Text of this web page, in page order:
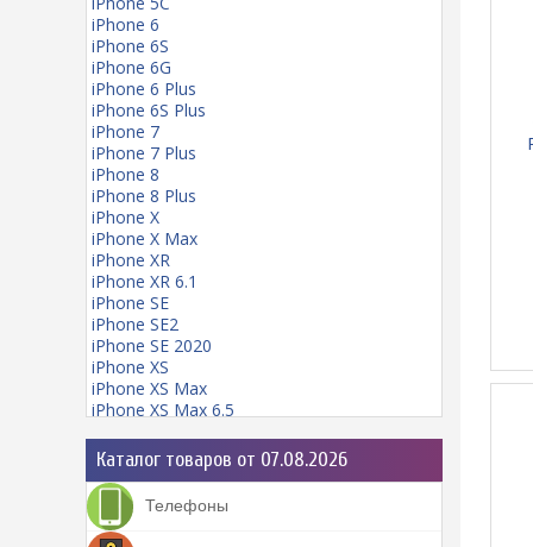
iPhone 6
iPhone 6S
iPhone 6G
iPhone 6 Plus
iPhone 6S Plus
iPhone 7
iPhone 7 Plus
iPhone 8
iPhone 8 Plus
iPhone X
iPhone X Max
iPhone XR
iPhone XR 6.1
iPhone SE
iPhone SE2
iPhone SE 2020
iPhone XS
iPhone XS Max
iPhone XS Max 6.5
iPhone 11 mini
iPhone 11 Pro
iPhone 11 Pro Max
iPhone 12
iPhone 12 Pro
Каталог товаров от 07.08.2026
Телефоны